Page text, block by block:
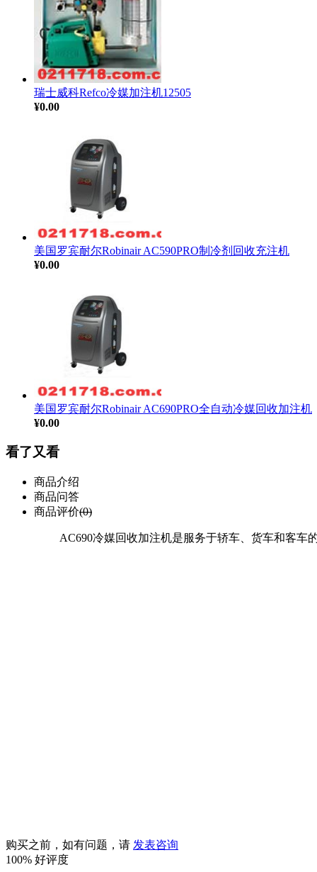
瑞士威科Refco冷媒加注机12505
¥0.00
美国罗宾耐尔Robinair AC590PRO制冷剂回收充注机
¥0.00
美国罗宾耐尔Robinair AC690PRO全自动冷媒回收加注机
¥0.00
看了又看
商品介绍
商品问答
商品评价(0)
AC690冷媒回收加注机是服务于轿车、货车和客车
购买之前，如有问题，请 发表咨询
100% 好评度